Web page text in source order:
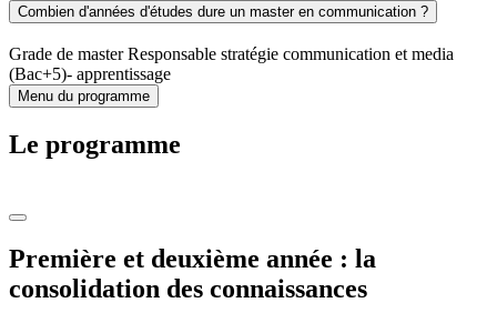
Combien d'années d'études dure un master en communication ?
Grade de master Responsable stratégie communication et media
(Bac+5)- apprentissage
Menu du programme
Le programme
Première et deuxième année : la
consolidation des connaissances